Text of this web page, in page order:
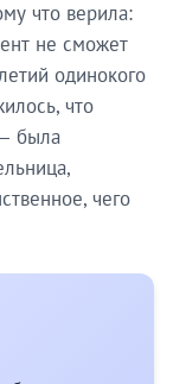
что верила:
не сможет
одинокого
что
была
чего